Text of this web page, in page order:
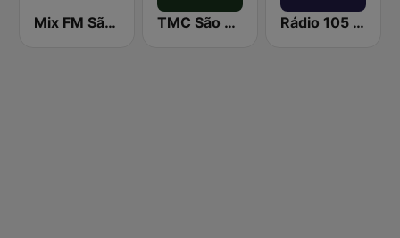
Mix FM São Paulo TMC São Paulo Rádio 105 FM